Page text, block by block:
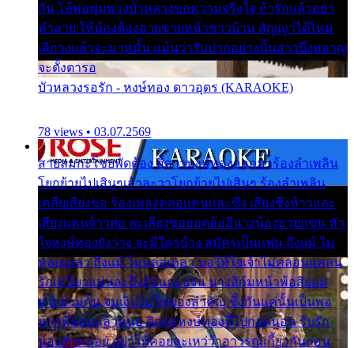
กัน โอ้พ่อพุ่มพวงบัวหลวงขอความจริงใจ ถ้ารักแล้วอย่า
ทำลาย ให้น้องต้องอายขายหน้าชาวบ้าน สัญญาได้ไหม
เลิกวงแล้วจะมาหมั้น แม้นว่ารับปากอย่างนั้นสาวบึงพลาญ
จะตั้งตารอ
บัวหลวงรอรัก - หงษ์ทอง ดาวอุดร (KARAOKE)
78 views • 03.07.2569
สายลมกะโชยพัดต้อง อีสาวหงษ์ทองออกมาร้องลำเพลิน
โยกย้ายไปเสินๆเอ้าละวาโยกย้ายไปเสินๆ ร้องลำเพลิน
เคลียเสียงซอ ร้องเพลงคลอแคนและซึง เสียงซึงห้าวและ
เสียงแคนจ้าวต่อ ละเสียงซอออดอ้ออีนางน้องอวยแขน หัว
ใจหงษ์ทองยังว่าง จะมีใครบ้าง สมัครเป็นแฟน ถึงแม้ ไม่
หล่อเหลา ถึงแม้ ไม่หล่อเหลา ขอให้ใจเจ้าไม่คลอนแคลน
รักเหนียวแน่นละถึงสิจนกะบ่จน นางสิก้มหน้าพ้อสิยอม
ยากฮ่วมกัน จนเงินไม่ใช่ของสำคัญ ซึ้งกันแค่นั้นเป็นพอ
หากพี่ชอบแล้วหนอ ติดต่อหงษ์ทองนี้ไปกอดนอน รับรัก
น้องสักหน่อย อย่าให้คอยละเหว่ว้าอาวรณ์เกี้ยวกันก่อน